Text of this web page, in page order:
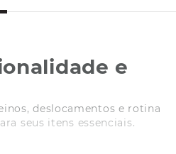
e
deslocamentos e rotina
seus itens essenciais.